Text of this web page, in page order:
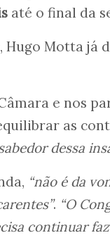
até o final da
Hugo Motta já
e nos
as
dessa
“não é da
. “O
continuar